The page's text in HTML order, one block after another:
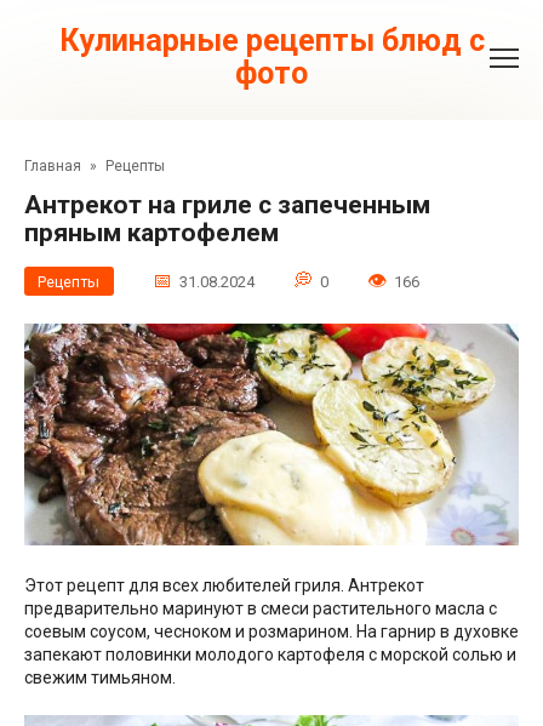
контентуКулинарные рецепты блюд с
фото
Главная » Рецепты
Антрекот на гриле с запеченным
пряным картофелем
Рецепты 31.08.2024 0 166
Этот рецепт для всех любителей гриля. Антрекот
предварительно маринуют в смеси растительного масла с
соевым соусом, чесноком и розмарином. На гарнир в духовке
запекают половинки молодого картофеля с морской солью и
свежим тимьяном.